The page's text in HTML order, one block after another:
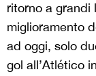
ritorno a grandi
miglioramento
ad oggi, solo
gol all’Atlético